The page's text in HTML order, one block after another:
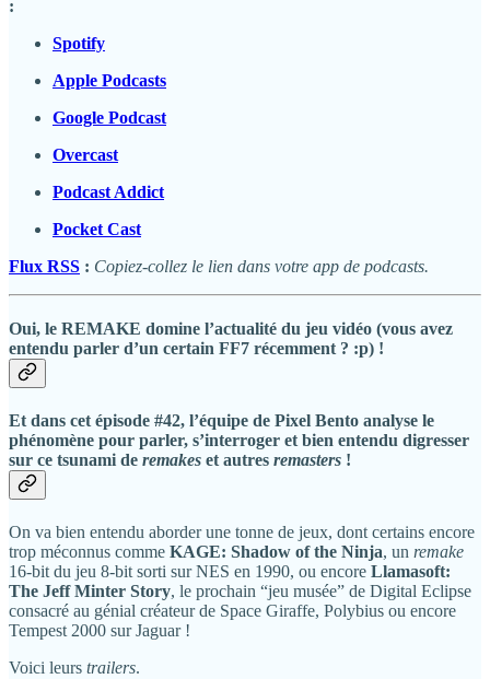
:
Spotify
Apple Podcasts
Google Podcast
Overcast
Podcast Addict
Pocket Cast
Flux RSS : Copiez-collez le lien dans votre app de podcasts.
Oui, le REMAKE domine l’actualité du jeu vidéo (vous avez
entendu parler d’un certain FF7 récemment ? :p) !
Et dans cet épisode #42, l’équipe de Pixel Bento analyse le
phénomène pour parler, s’interroger et bien entendu digresser
sur ce tsunami de remakes et autres remasters !
On va bien entendu aborder une tonne de jeux, dont certains encore
trop méconnus comme KAGE: Shadow of the Ninja, un remake
16-bit du jeu 8-bit sorti sur NES en 1990, ou encore Llamasoft:
The Jeff Minter Story, le prochain “jeu musée” de Digital Eclipse
consacré au génial créateur de Space Giraffe, Polybius ou encore
Tempest 2000 sur Jaguar !
Voici leurs trailers.